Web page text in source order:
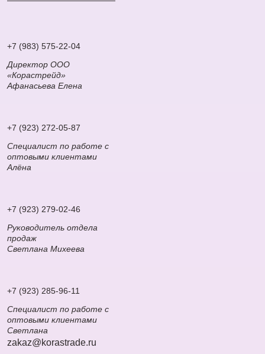
+7 (983) 575-22-04
Директор ООО
«Корастрейд»
Афанасьева Елена
+7 (923) 272-05-87
Специалист по работе с
оптовыми клиентами
Алёна
+7 (923) 279-02-46
Руководитель отдела
продаж
Светлана Михеева
+7 (923) 285-96-11
Специалист по работе с
оптовыми клиентами
Светлана
zakaz@korastrade.ru